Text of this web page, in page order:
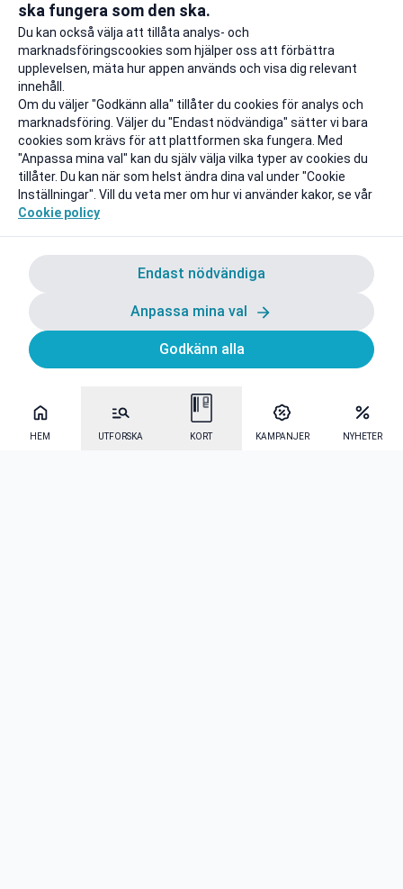
HEM UTFORSKA KORT KAMPANJER NYHETER
Till rabatten
ska fungera som den ska.
Du kan också välja att tillåta analys- och
marknadsföringscookies som hjälper oss att förbättra
upplevelsen, mäta hur appen används och visa dig relevant
innehåll.
Om du väljer "Godkänn alla" tillåter du cookies för analys och
marknadsföring. Väljer du "Endast nödvändiga" sätter vi bara
cookies som krävs för att plattformen ska fungera. Med
"Anpassa mina val" kan du själv välja vilka typer av cookies du
tillåter. Du kan när som helst ändra dina val under "Cookie
Inställningar". Vill du veta mer om hur vi använder kakor, se vår
Cookie policy
Endast nödvändiga
Anpassa mina val
Godkänn alla